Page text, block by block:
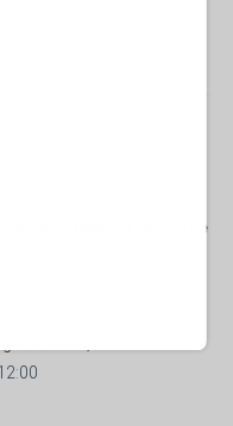
l'Italia? La risposta è
sessuali persino ai figli,
italiana,...